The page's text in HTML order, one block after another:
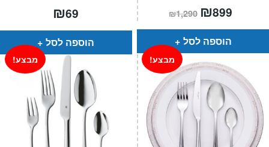
₪69
הוספה לסל
₪1,290 המחיר
המקורי
היה:
₪899
הוא:
הוספה לסל
מבצע! מבצע!